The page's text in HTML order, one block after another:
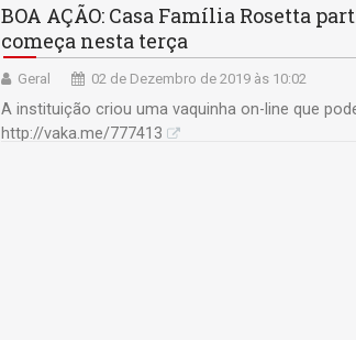
BOA AÇÃO: Casa Família Rosetta
começa nesta terça
Geral 02 de Dezembro de 2019 às 10:02
A instituição criou uma vaquinha on-line que
http://vaka.me/777413